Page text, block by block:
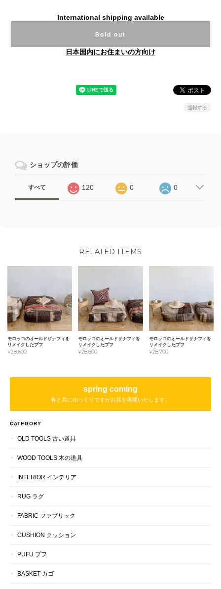
International shipping available
Sold out
日本国内にお住まいの方向け
通報する
ショップの評価
すべて 120 0 0
RELATED ITEMS
モロッコのオールドザナフィを
リメイクしたプフ
¥28,600
モロッコのオールドザナフィを
リメイクしたプフ
¥28,600
モロッコのオールドザナフィを
リメイクしたプフ
¥28,700
spring coming
春と共にゆっくりですがお店を再開いたします。
CATEGORY
OLD TOOLS 古い道具
WOOD TOOLS 木の道具
INTERIOR インテリア
RUG ラグ
FABRIC ファブリック
CUSHION クッション
PUFU プフ
BASKET カゴ